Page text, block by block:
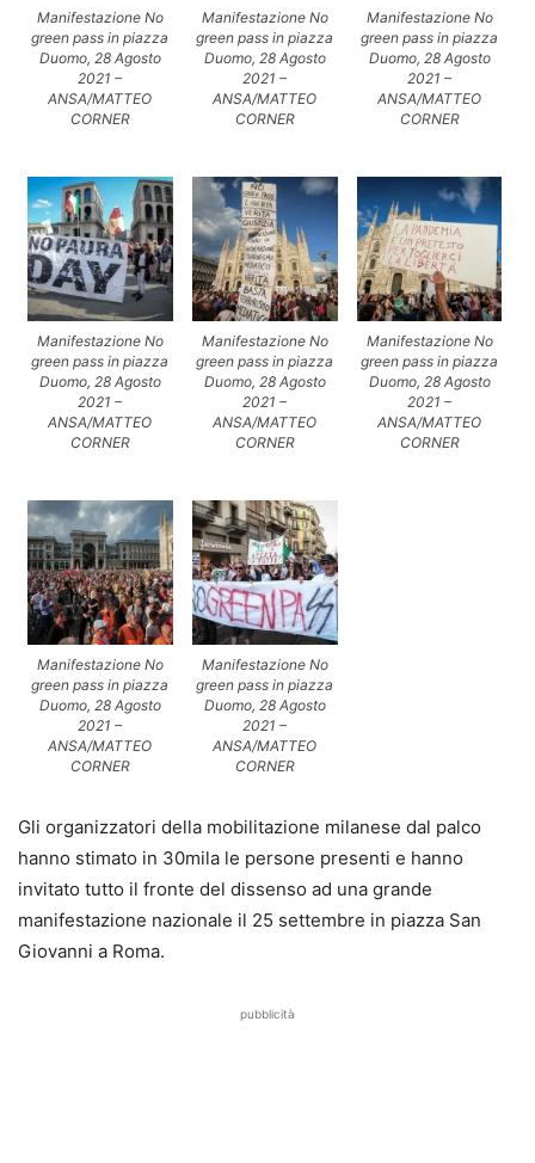
Manifestazione No
green pass in piazza
Duomo, 28 Agosto
2021 –
ANSA/MATTEO
CORNER
Manifestazione No
green pass in piazza
Duomo, 28 Agosto
2021 –
ANSA/MATTEO
CORNER
Manifestazione No
green pass in piazza
Duomo, 28 Agosto
2021 –
ANSA/MATTEO
CORNER
Manifestazione No
green pass in piazza
Duomo, 28 Agosto
2021 –
ANSA/MATTEO
CORNER
Manifestazione No
green pass in piazza
Duomo, 28 Agosto
2021 –
ANSA/MATTEO
CORNER
Manifestazione No
green pass in piazza
Duomo, 28 Agosto
2021 –
ANSA/MATTEO
CORNER
Manifestazione No
green pass in piazza
Duomo, 28 Agosto
2021 –
ANSA/MATTEO
CORNER
Manifestazione No
green pass in piazza
Duomo, 28 Agosto
2021 –
ANSA/MATTEO
CORNER
Gli organizzatori della mobilitazione milanese dal palco
hanno stimato in 30mila le persone presenti e hanno
invitato tutto il fronte del dissenso ad una grande
manifestazione nazionale il 25 settembre in piazza San
Giovanni a Roma.
pubblicità